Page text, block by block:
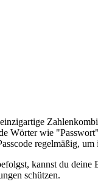
Wörter wie
regelmäßig,
kannst du deine
schützen.